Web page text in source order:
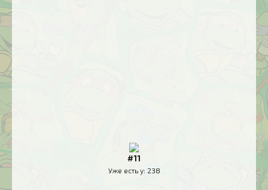
#11
Уже есть у: 238